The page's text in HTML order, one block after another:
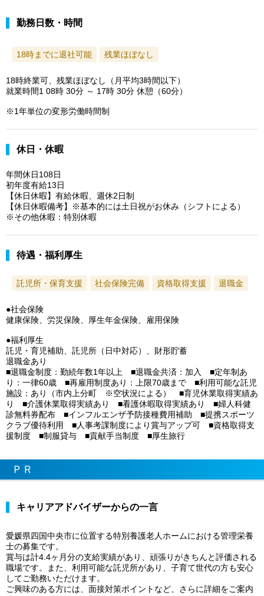
勤務日数・時間
18時までに退社可能 残業ほぼなし
18時終業可、残業ほぼなし（月平均3時間以下）
就業時間1 08時 30分 ～ 17時 30分 休憩（60分）
※1年単位の変形労働時間制
休日・休暇
年間休日108日
初年度有給13日
【休日休暇】有給休暇、週休2日制
【休日休暇備考】※基本的には土日祝がお休み（シフトによる）
※その他休暇：特別休暇
待遇・福利厚生
託児所・保育支援 社会保険完備 資格取得支援 退職金
●社会保険
健康保険、労災保険、厚生年金保険、雇用保険
●福利厚生
託児・育児補助、託児所（日中対応）、財形貯蓄
退職金あり
■退職金制度：勤続年数1年以上 ■退職金共済：加入 ■定年制あ
り：一律60歳 ■再雇用制度あり：上限70歳まで ■利用可能な託児
施設：あり（市内上分町 ※空状況による） ■育児休業取得実績あ
り ■介護休業取得実績あり ■看護休暇取得実績あり ■婦人科健
診無料券配布 ■インフルエンザ予防接種費用補助 ■提携スポーツ
クラブ優待利用 ■人事考課制度により賞与アップ可 ■資格取得支
援制度 ■制服貸与 ■貢献手当制度 ■厚生旅行
ＰＲ
キャリアアドバイザーからの一言
愛媛県四国中央市に位置する特別養護老人ホームにおける管理栄養
士の募集です。
賞与は計4.4ヶ月分の支給実績があり、頑張りがきちんと評価される
職場です。また、利用可能な託児所があり、子育て世代の方も安心
してご勤務いただけます。
ご興味のある方には、面接対策ポイントなど、さらに詳細をご案内